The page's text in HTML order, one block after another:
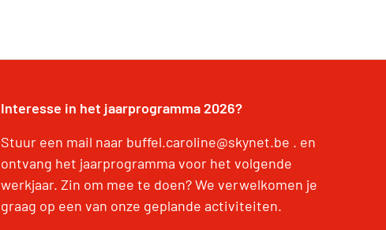
Interesse in het jaarprogramma 2026?
Stuur een mail naar buffel.caroline@skynet.be . en
ontvang het jaarprogramma voor het volgende
werkjaar. Zin om mee te doen? We verwelkomen je
graag op een van onze geplande activiteiten.